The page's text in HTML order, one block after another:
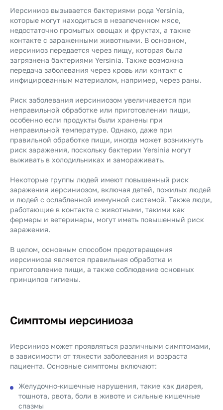
Иерсиниоз вызывается бактериями рода Yersinia,
которые могут находиться в незапеченном мясе,
недостаточно промытых овощах и фруктах, а также
контакте с зараженными животными. В основном,
иерсиниоз передается через пищу, которая была
загрязнена бактериями Yersinia. Также возможна
передача заболевания через кровь или контакт с
инфицированным материалом, например, через раны.
Риск заболевания иерсиниозом увеличивается при
неправильной обработке или приготовлении пищи,
особенно если продукты были хранены при
неправильной температуре. Однако, даже при
правильной обработке пищи, иногда может возникнуть
риск заражения, поскольку бактерии Yersinia могут
выживать в холодильниках и замораживать.
Некоторые группы людей имеют повышенный риск
заражения иерсиниозом, включая детей, пожилых людей
и людей с ослабленной иммунной системой. Также люди,
работающие в контакте с животными, такими как
фермеры и ветеринары, могут иметь повышенный риск
заражения.
В целом, основным способом предотвращения
иерсиниоза является правильная обработка и
приготовление пищи, а также соблюдение основных
принципов гигиены.
Симптомы иерсиниоза
Иерсиниоз может проявляться различными симптомами,
в зависимости от тяжести заболевания и возраста
пациента. Основные симптомы включают:
Желудочно-кишечные нарушения, такие как диарея,
тошнота, рвота, боли в животе и сильные кишечные
спазмы